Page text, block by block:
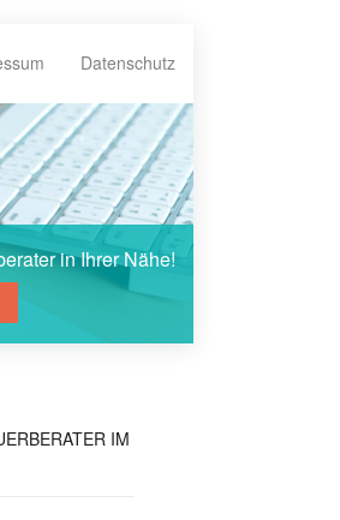
Datenschutz
in Ihrer Nähe!
IM